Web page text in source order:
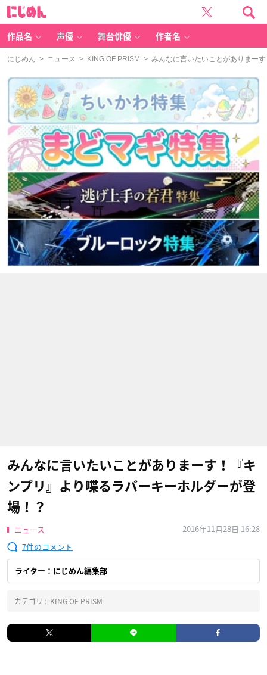
作品名 声優 舞台俳優 作者名
にじめん > ニュース > KING OF PRISM > みんなに言いたいことがありまー
みんなに言いたいことがありまーす！『キ
ンプリ』より喋るラバーキーホルダーが登
場！？
ニュース
2016年11月28日 16:28
7
ライター：にじめん編集部
カテゴリ : KING OF PRISM